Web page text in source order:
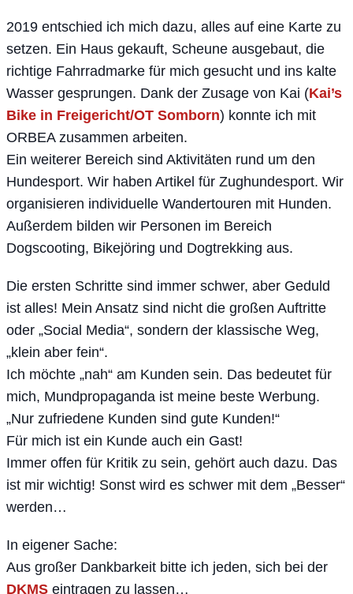
2019 entschied ich mich dazu, alles auf eine Karte zu
setzen. Ein Haus gekauft, Scheune ausgebaut, die
richtige Fahrradmarke für mich gesucht und ins kalte
Wasser gesprungen. Dank der Zusage von Kai (Kai’s
Bike in Freigericht/OT Somborn) konnte ich mit
ORBEA zusammen arbeiten.
Ein weiterer Bereich sind Aktivitäten rund um den
Hundesport. Wir haben Artikel für Zughundesport. Wir
organisieren individuelle Wandertouren mit Hunden.
Außerdem bilden wir Personen im Bereich
Dogscooting, Bikejöring und Dogtrekking aus.
Die ersten Schritte sind immer schwer, aber Geduld
ist alles! Mein Ansatz sind nicht die großen Auftritte
oder „Social Media“, sondern der klassische Weg,
„klein aber fein“.
Ich möchte „nah“ am Kunden sein. Das bedeutet für
mich, Mundpropaganda ist meine beste Werbung.
„Nur zufriedene Kunden sind gute Kunden!“
Für mich ist ein Kunde auch ein Gast!
Immer offen für Kritik zu sein, gehört auch dazu. Das
ist mir wichtig! Sonst wird es schwer mit dem „Besser“
werden…
In eigener Sache:
Aus großer Dankbarkeit bitte ich jeden, sich bei der
DKMS eintragen zu lassen…